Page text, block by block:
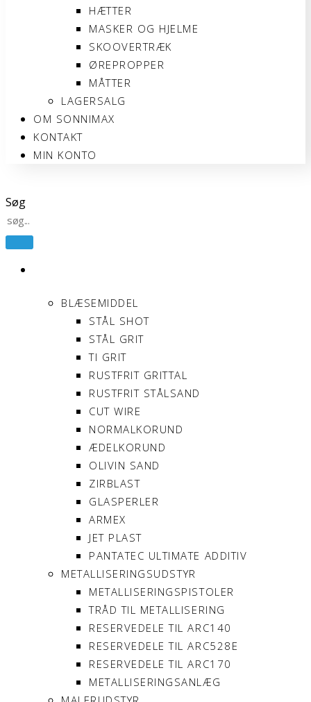
HÆTTER
MASKER OG HJELME
SKOOVERTRÆK
ØREPROPPER
MÅTTER
LAGERSALG
OM SONNIMAX
KONTAKT
MIN KONTO
Søg
BLÆSEMIDDEL
STÅL SHOT
STÅL GRIT
TI GRIT
RUSTFRIT GRITTAL
RUSTFRIT STÅLSAND
CUT WIRE
NORMALKORUND
ÆDELKORUND
OLIVIN SAND
ZIRBLAST
GLASPERLER
ARMEX
JET PLAST
PANTATEC ULTIMATE ADDITIV
METALLISERINGSUDSTYR
METALLISERINGSPISTOLER
TRÅD TIL METALLISERING
RESERVEDELE TIL ARC140
RESERVEDELE TIL ARC528E
RESERVEDELE TIL ARC170
METALLISERINGSANLÆG